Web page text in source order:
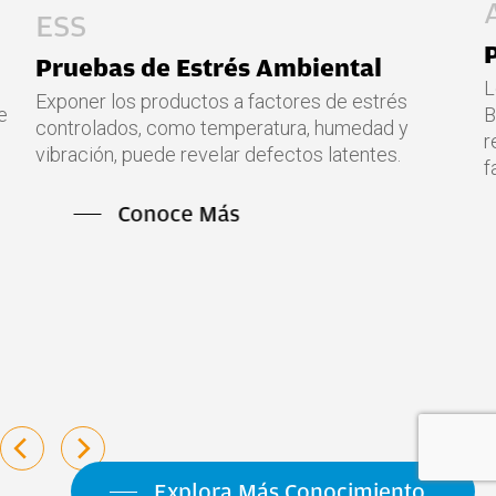
PCB Testing
Los métodos de test de PCBs — ICT, FCT y
Boundary Scan — mejoran la calidad del
reducen costes y garantizan la fiabilidad en la
fabricación electrónica.
Conoce Más